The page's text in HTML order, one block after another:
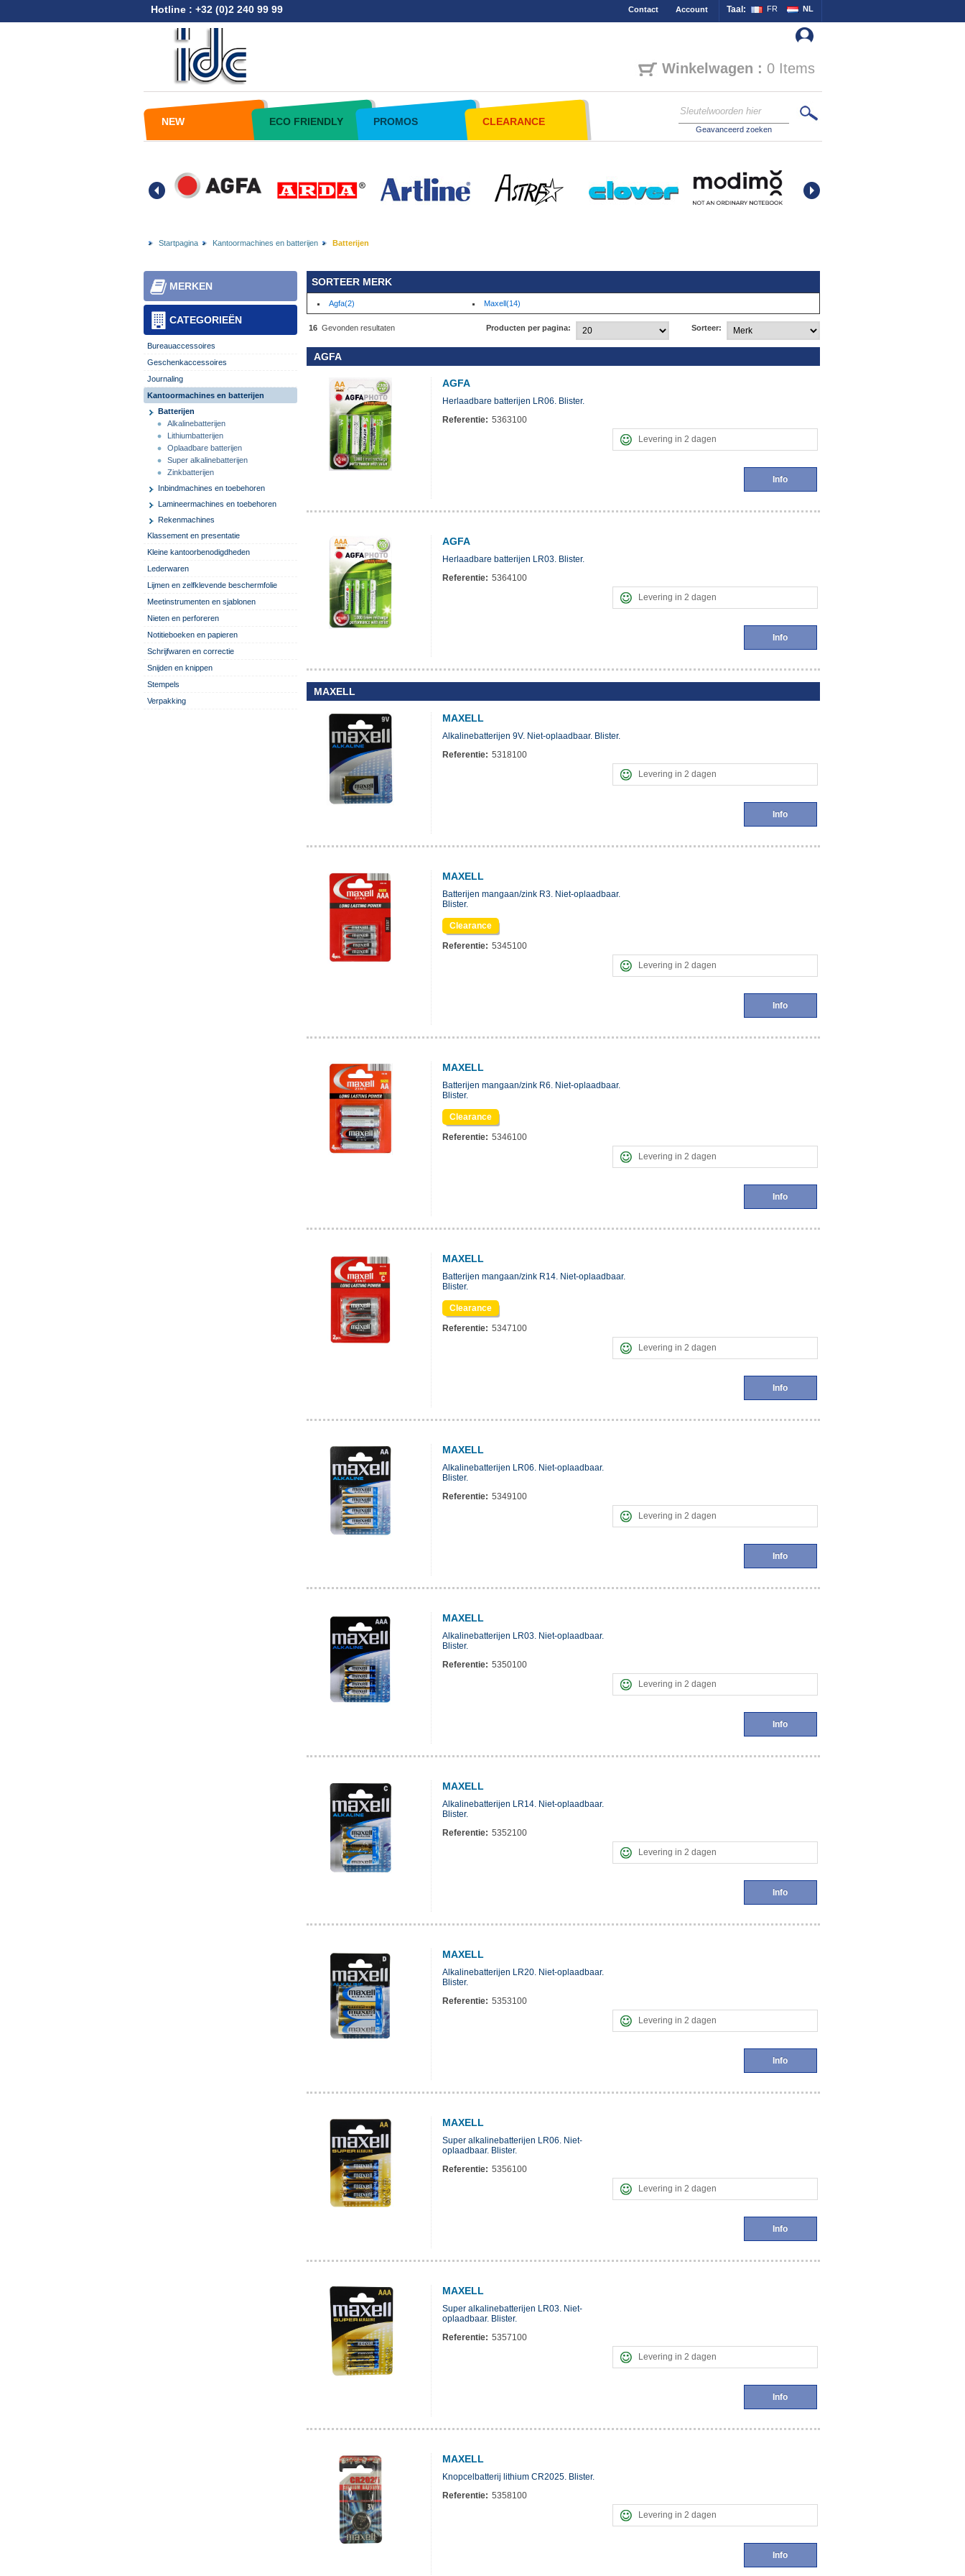
Hotline : +32 (0)2 240 99 99 Taal: FR NL
Contact Account
Winkelwagen : 0 Items
NEW ECO FRIENDLY PROMOS CLEARANCE
Geavanceerd zoeken
Startpagina Kantoormachines en batterijen Batterijen
CATEGORIEËN
MERKEN
Bureauaccessoires
Geschenkaccessoires
Journaling
Kantoormachines en batterijen
Batterijen
Alkalinebatterijen
Lithiumbatterijen
Oplaadbare batterijen
Super alkalinebatterijen
Zinkbatterijen
Inbindmachines en toebehoren
Lamineermachines en toebehoren
Rekenmachines
Klassement en presentatie
Kleine kantoorbenodigdheden
Lederwaren
Lijmen en zelfklevende beschermfolie
Meetinstrumenten en sjablonen
Nieten en perforeren
Notitieboeken en papieren
Schrijfwaren en correctie
Snijden en knippen
Stempels
Verpakking
SORTEER MERK
Agfa(2) Maxell(14)
16 Gevonden resultaten Sorteer:
Producten per pagina:
AGFA
AGFA
Herlaadbare batterijen LR06. Blister.
Referentie: 5363100
Levering in 2 dagen
Info
AGFA
Herlaadbare batterijen LR03. Blister.
Referentie: 5364100
Levering in 2 dagen
Info
MAXELL
MAXELL
Alkalinebatterijen 9V. Niet-oplaadbaar. Blister.
Referentie: 5318100
Levering in 2 dagen
Info
MAXELL
Batterijen mangaan/zink R3. Niet-oplaadbaar.
Blister.
Clearance
Referentie: 5345100
Levering in 2 dagen
Info
MAXELL
Batterijen mangaan/zink R6. Niet-oplaadbaar.
Blister.
Clearance
Referentie: 5346100
Levering in 2 dagen
Info
MAXELL
Batterijen mangaan/zink R14. Niet-oplaadbaar.
Blister.
Clearance
Referentie: 5347100
Levering in 2 dagen
Info
MAXELL
Alkalinebatterijen LR06. Niet-oplaadbaar.
Blister.
Referentie: 5349100
Levering in 2 dagen
Info
MAXELL
Alkalinebatterijen LR03. Niet-oplaadbaar.
Blister.
Referentie: 5350100
Levering in 2 dagen
Info
MAXELL
Alkalinebatterijen LR14. Niet-oplaadbaar.
Blister.
Referentie: 5352100
Levering in 2 dagen
Info
MAXELL
Alkalinebatterijen LR20. Niet-oplaadbaar.
Blister.
Referentie: 5353100
Levering in 2 dagen
Info
MAXELL
Super alkalinebatterijen LR06. Niet-
oplaadbaar. Blister.
Referentie: 5356100
Levering in 2 dagen
Info
MAXELL
Super alkalinebatterijen LR03. Niet-
oplaadbaar. Blister.
Referentie: 5357100
Levering in 2 dagen
Info
MAXELL
Knopcelbatterij lithium CR2025. Blister.
Referentie: 5358100
Levering in 2 dagen
Info